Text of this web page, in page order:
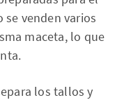
se venden varios
maceta, lo que
los tallos y